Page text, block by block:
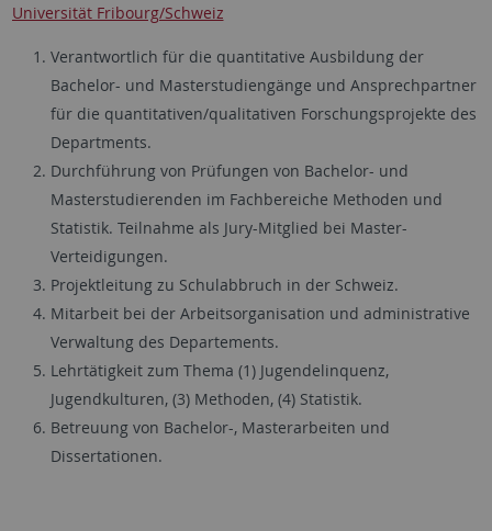
Universität Fribourg/Schweiz
Verantwortlich für die quantitative Ausbildung der
Bachelor- und Masterstudiengänge und Ansprechpartner
für die quantitativen/qualitativen Forschungsprojekte des
Departments.
Durchführung von Prüfungen von Bachelor- und
Masterstudierenden im Fachbereiche Methoden und
Statistik. Teilnahme als Jury-Mitglied bei Master-
Verteidigungen.
Projektleitung zu Schulabbruch in der Schweiz.
Mitarbeit bei der Arbeitsorganisation und administrative
Verwaltung des Departements.
Lehrtätigkeit zum Thema (1) Jugendelinquenz,
Jugendkulturen, (3) Methoden, (4) Statistik.
Betreuung von Bachelor-, Masterarbeiten und
Dissertationen.